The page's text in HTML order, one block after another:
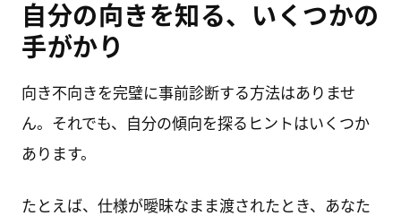
自分の向きを知る、いくつかの
手がかり
向き不向きを完璧に事前診断する方法はありませ
ん。それでも、自分の傾向を探るヒントはいくつか
あります。
たとえば、仕様が曖昧なまま渡されたとき、あなた